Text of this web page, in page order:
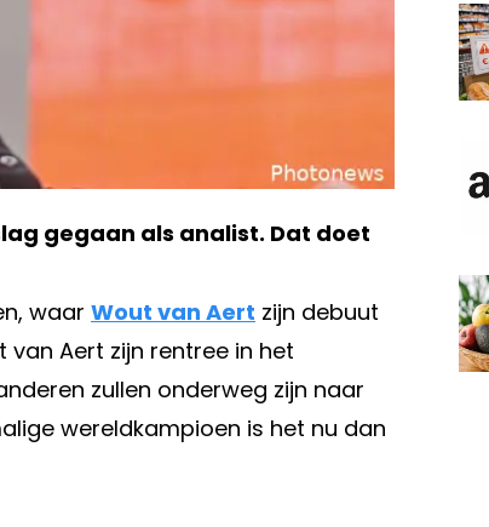
gegaan als analist. Dat doet
waar Wout van Aert zijn debuut
van Aert zijn rentree in het
zullen onderweg zijn naar
wereldkampioen is het nu dan